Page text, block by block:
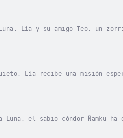
Lía y su amigo Teo, un
Lía recibe una misión
el sabio cóndor Ñamku ha